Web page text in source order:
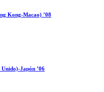
Kong-Macao) ’08
Japón ’06